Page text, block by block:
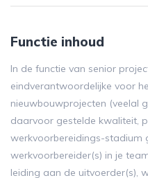
Functie inhoud
In de functie van senior
eindverantwoordelijke voor
nieuwbouwprojecten (veelal
daarvoor gestelde kwaliteit,
werkvoorbereidings-stadium
werkvoorbereider(s) in je
leiding aan de uitvoerder(s),